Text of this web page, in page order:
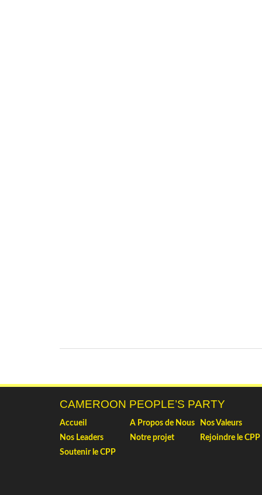
CAMEROON PEOPLE’S PARTY
Accueil A Propos de Nous
Nos Valeurs
Nos Leaders
Notre projet
Rejoindre le CPP
Soutenir le CPP